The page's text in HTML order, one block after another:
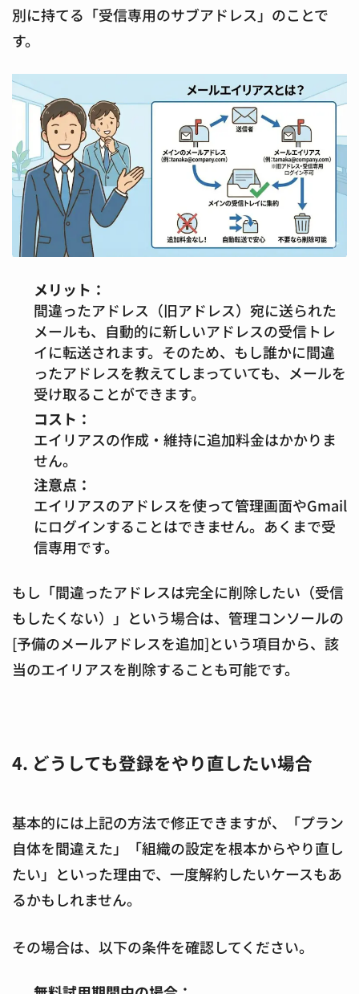
別に持てる「受信専用のサブアドレス」のことで
す。
メリット：
間違ったアドレス（旧アドレス）宛に送られた
メールも、自動的に新しいアドレスの受信トレ
イに転送されます。そのため、もし誰かに間違
ったアドレスを教えてしまっていても、メールを
受け取ることができます。
コスト：
エイリアスの作成・維持に追加料金はかかりま
せん。
注意点：
エイリアスのアドレスを使って管理画面やGmail
にログインすることはできません。あくまで受
信専用です。
もし「間違ったアドレスは完全に削除したい（受信
もしたくない）」という場合は、管理コンソールの
[予備のメールアドレスを追加]という項目から、該
当のエイリアスを削除することも可能です。
4. どうしても登録をやり直したい場合
基本的には上記の方法で修正できますが、「プラン
自体を間違えた」「組織の設定を根本からやり直し
たい」といった理由で、一度解約したいケースもあ
るかもしれません。
その場合は、以下の条件を確認してください。